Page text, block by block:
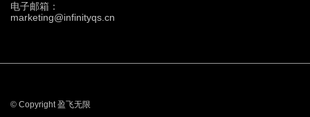
电子邮箱：
marketing@infinityqs.cn
© Copyright 盈飞无限